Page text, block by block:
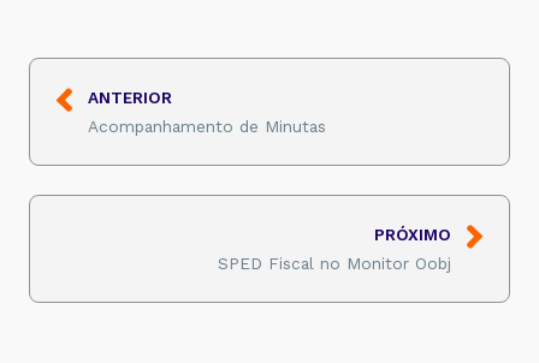
ANTERIOR
Acompanhamento de Minutas
PRÓXIMO
SPED Fiscal no Monitor Oobj